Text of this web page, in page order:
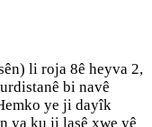
li roja 8ê heyva 2,
bi navê
ye ji dayîk
ya ku ji laşê xwe yê